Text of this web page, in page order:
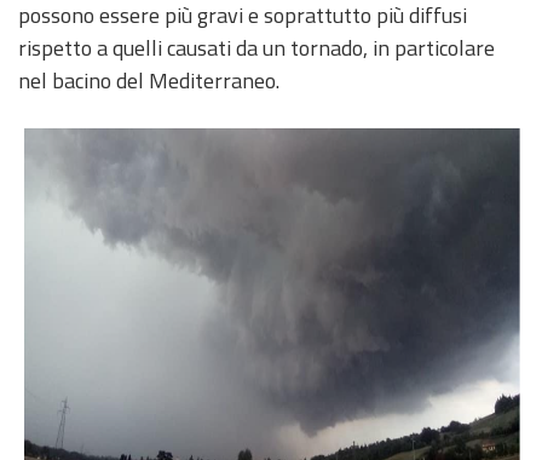
possono essere più gravi e soprattutto più diffusi
rispetto a quelli causati da un tornado, in particolare
nel bacino del Mediterraneo.